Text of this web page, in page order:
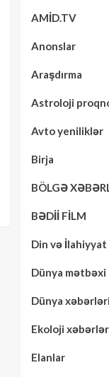
AMİD.TV
Anonslar
Araşdırma
Astroloji
Avto yeniliklər
Birja
BÖLGƏ
BƏDİİ FİLM
Din və İlahiyyat
Dünya mətbəxi
Dünya xəbərləri
Ekoloji xəbərlər
Elanlar